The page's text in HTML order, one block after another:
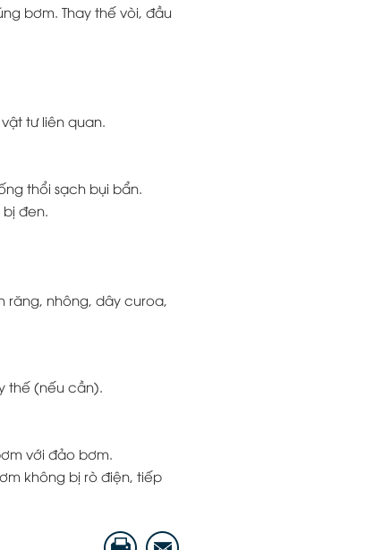
bơm. Thay thế vòi, đầu
tư liên quan.
thổi sạch bụi bẩn.
đen.
răng, nhông, dây curoa,
thế (nếu cần).
với đảo bơm.
không bị rò điện, tiếp